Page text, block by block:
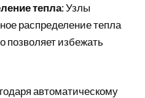
тепла: Узлы
распределение тепла
позволяет избежать
автоматическому